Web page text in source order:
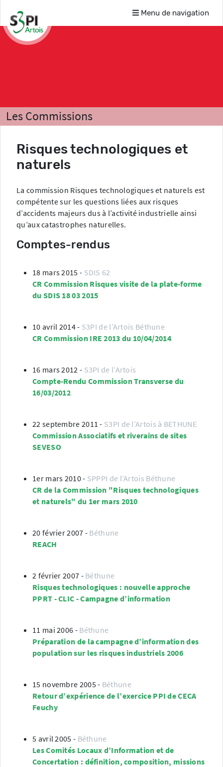
Menu de navigation
Les Commissions
Risques technologiques et
naturels
La commission Risques technologiques et naturels est
compétente sur les questions liées aux risques
d’accidents majeurs dus à l’activité industrielle ainsi
qu’aux catastrophes naturelles.
Comptes-rendus
18 mars 2015 - SDIS 62
CR Commission Risques visite de la plate-forme
du SDIS 18 03 2015
10 avril 2014- S3PI de l’Artois Béthune
CR Commission IRE 2013 du 10/04/2014
16 mars 2012 - S3PI de l’Artois
Compte-Rendu Commission Transverse du
16/03/2012
22 septembre 2011 - S3PI de l’Artois à BETHUNE
Commission Associatifs et riverains de sites
SEVESO
1er mars 2010- SPPPI de l’Artois Béthune
CR de la Commission "Risques technologiques
et naturels" du 1er mars 2010
20 février 2007 - Béthune
REACH
2 février 2007 - Béthune
Risques technologiques : nouvelle approche
PPRT - CLIC - Campagne d’information
11 mai 2006 - Béthune
Préparation de la campagne d’information des
population sur les risques industriels 2006
15 novembre 2005- Béthune
Retour d’expérience de l’exercice PPI de CECA
Feuchy
5 avril 2005 - Béthune
Les Comités Locaux d’Information et de
Concertation : définition, composition, missions